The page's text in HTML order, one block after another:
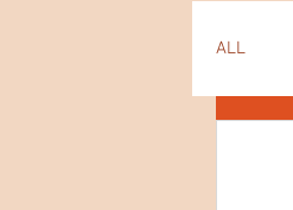
ALL